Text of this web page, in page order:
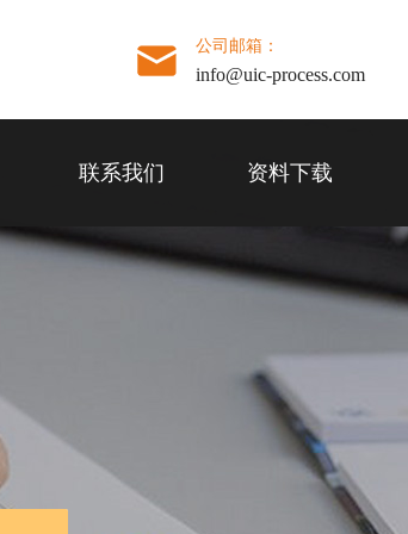
公司邮箱：
info@uic-process.com
联系我们 资料下载